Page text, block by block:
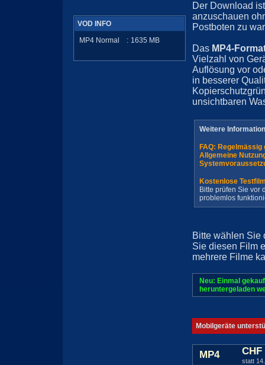
VOD INFO
MP4 Normal
: 1635 MB
Der Download
anzuschauen
Postboten zu
Das MP4-
Vielzahl von
Auflösung vor
in besserer
unsichtbaren
Weitere
FAQ:
Allgemeine
Kostenlose
Bitte prüfen Sie vor
problemlos
Bitte wählen Sie
Sie diesen Film
mehrere Filme
Neu: Einmal
heruntergeladen
Mobilgeräte
MP4
statt